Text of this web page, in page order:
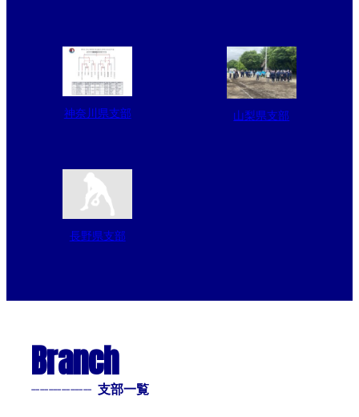
神奈川県支部 山梨県支部
長野県支部
Branch
-------------- 支部一覧